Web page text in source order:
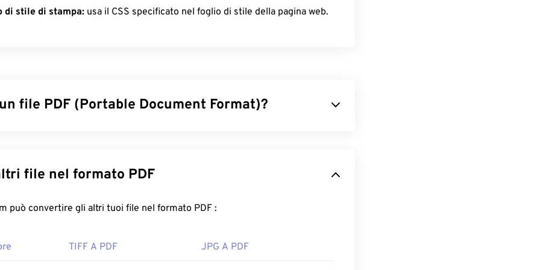
di stile di stampa: usa il CSS specificato nel foglio di stile della pagina web.
file PDF (Portable Document Format)?
comunemente utilizzati oggi. Il motivo per cui il PDF è così diffuso è la sua
la formattazione originale del documento. I file PDF appaiono sempre
delle persone usa direttamente Adobe Acrobat Reader
Converti altri file nel formato PDF
FreeConvert.com può convertire gli altri tuoi file nel formato PDF :
TIFF A PDF JPG A PDF